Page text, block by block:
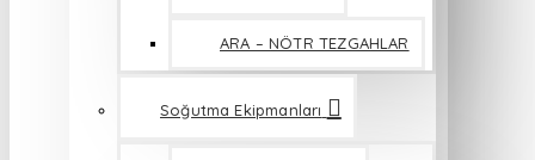
ARA – NÖTR TEZGAHLAR
Soğutma Ekipmanları